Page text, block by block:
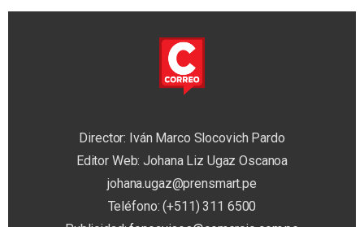
Director: Iván Marco Slocovich Pardo
Editor Web: Johana Liz Ugaz Oscanoa
johana.ugaz@prensmart.pe
Teléfono: (+511) 311 6500